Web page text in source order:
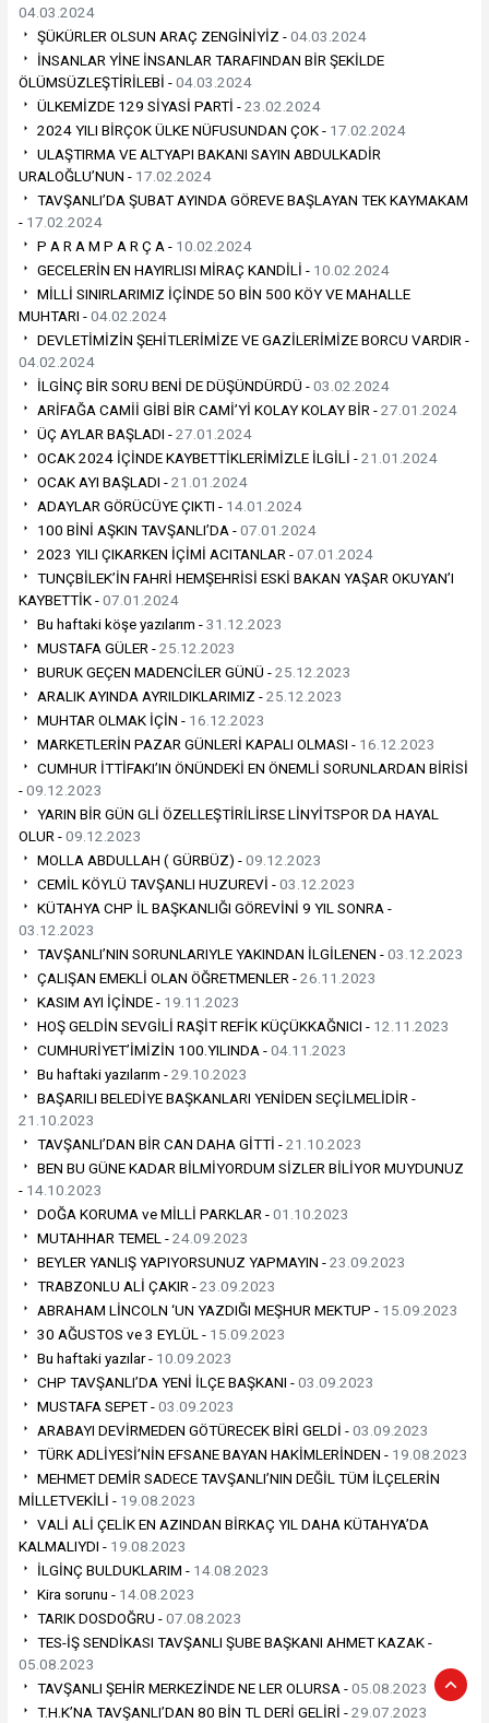
04.03.2024
ŞÜKÜRLER OLSUN ARAÇ ZENGİNİYİZ -04.03.2024
İNSANLAR YİNE İNSANLAR TARAFINDAN BİR ŞEKİLDE
ÖLÜMSÜZLEŞTİRİLEBİ -04.03.2024
ÜLKEMİZDE 129 SİYASİ PARTİ -23.02.2024
2024 YILI BİRÇOK ÜLKE NÜFUSUNDAN ÇOK - 17.02.2024
ULAŞTIRMA VE ALTYAPI BAKANI SAYIN ABDULKADİR
URALOĞLU’NUN - 17.02.2024
TAVŞANLI’DA ŞUBAT AYINDA GÖREVE BAŞLAYAN TEK KAYMAKAM
- 17.02.2024
P A R A M P A R Ç A - 10.02.2024
GECELERİN EN HAYIRLISI MİRAÇ KANDİLİ - 10.02.2024
MİLLİ SINIRLARIMIZ İÇİNDE 5O BİN 500 KÖY VE MAHALLE
MUHTARI -04.02.2024
DEVLETİMİZİN ŞEHİTLERİMİZE VE GAZİLERİMİZE BORCU VARDIR -
04.02.2024
İLGİNÇ BİR SORU BENİ DE DÜŞÜNDÜRDÜ -03.02.2024
ARİFAĞA CAMİİ GİBİ BİR CAMİ’Yİ KOLAY KOLAY BİR -27.01.2024
ÜÇ AYLAR BAŞLADI -27.01.2024
OCAK 2024 İÇİNDE KAYBETTİKLERİMİZLE İLGİLİ -21.01.2024
OCAK AYI BAŞLADI -21.01.2024
ADAYLAR GÖRÜCÜYE ÇIKTI - 14.01.2024
100 BİNİ AŞKIN TAVŞANLI’DA -07.01.2024
2023 YILI ÇIKARKEN İÇİMİ ACITANLAR -07.01.2024
TUNÇBİLEK’İN FAHRİ HEMŞEHRİSİ ESKİ BAKAN YAŞAR OKUYAN’I
KAYBETTİK -07.01.2024
Bu haftaki köşe yazılarım -31.12.2023
MUSTAFA GÜLER -25.12.2023
BURUK GEÇEN MADENCİLER GÜNÜ -25.12.2023
ARALIK AYINDA AYRILDIKLARIMIZ -25.12.2023
MUHTAR OLMAK İÇİN - 16.12.2023
MARKETLERİN PAZAR GÜNLERİ KAPALI OLMASI - 16.12.2023
CUMHUR İTTİFAKI’IN ÖNÜNDEKİ EN ÖNEMLİ SORUNLARDAN BİRİSİ
-09.12.2023
YARIN BİR GÜN GLİ ÖZELLEŞTİRİLİRSE LİNYİTSPOR DA HAYAL
OLUR -09.12.2023
MOLLA ABDULLAH ( GÜRBÜZ) -09.12.2023
CEMİL KÖYLÜ TAVŞANLI HUZUREVİ -03.12.2023
KÜTAHYA CHP İL BAŞKANLIĞI GÖREVİNİ 9 YIL SONRA -
03.12.2023
TAVŞANLI’NIN SORUNLARIYLE YAKINDAN İLGİLENEN -03.12.2023
ÇALIŞAN EMEKLİ OLAN ÖĞRETMENLER -26.11.2023
KASIM AYI İÇİNDE - 19.11.2023
HOŞ GELDİN SEVGİLİ RAŞİT REFİK KÜÇÜKKAĞNICI - 12.11.2023
CUMHURİYET’İMİZİN 100.YILINDA -04.11.2023
Bu haftaki yazılarım -29.10.2023
BAŞARILI BELEDİYE BAŞKANLARI YENİDEN SEÇİLMELİDİR -
21.10.2023
TAVŞANLI’DAN BİR CAN DAHA GİTTİ -21.10.2023
BEN BU GÜNE KADAR BİLMİYORDUM SİZLER BİLİYOR MUYDUNUZ
- 14.10.2023
DOĞA KORUMA ve MİLLİ PARKLAR -01.10.2023
MUTAHHAR TEMEL -24.09.2023
BEYLER YANLIŞ YAPIYORSUNUZ YAPMAYIN -23.09.2023
TRABZONLU ALİ ÇAKIR -23.09.2023
ABRAHAM LİNCOLN ‘UN YAZDIĞI MEŞHUR MEKTUP - 15.09.2023
30 AĞUSTOS ve 3 EYLÜL - 15.09.2023
Bu haftaki yazılar - 10.09.2023
CHP TAVŞANLI’DA YENİ İLÇE BAŞKANI -03.09.2023
MUSTAFA SEPET -03.09.2023
ARABAYI DEVİRMEDEN GÖTÜRECEK BİRİ GELDİ -03.09.2023
TÜRK ADLİYESİ’NİN EFSANE BAYAN HAKİMLERİNDEN - 19.08.2023
MEHMET DEMİR SADECE TAVŞANLI’NIN DEĞİL TÜM İLÇELERİN
MİLLETVEKİLİ - 19.08.2023
VALİ ALİ ÇELİK EN AZINDAN BİRKAÇ YIL DAHA KÜTAHYA’DA
KALMALIYDI - 19.08.2023
İLGİNÇ BULDUKLARIM - 14.08.2023
Kira sorunu - 14.08.2023
TARIK DOSDOĞRU -07.08.2023
TES-İŞ SENDİKASI TAVŞANLI ŞUBE BAŞKANI AHMET KAZAK -
05.08.2023
TAVŞANLI ŞEHİR MERKEZİNDE NE LER OLURSA -05.08.2023
T.H.K’NA TAVŞANLI’DAN 80 BİN TL DERİ GELİRİ -29.07.2023